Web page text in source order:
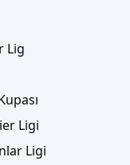
Lig
Ligi
Ligi